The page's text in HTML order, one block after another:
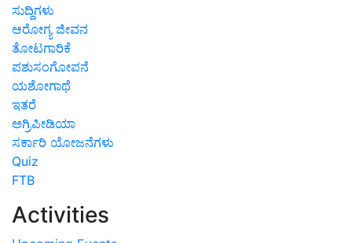
ಸುದ್ದಿಗಳು
ಆರೋಗ್ಯ ಜೀವನ
ತೋಟಗಾರಿಕೆ
ಪಶುಸಂಗೋಪನೆ
ಯಶೋಗಾಥೆ
ಇತರೆ
ಅಗ್ರಿಪೀಡಿಯಾ
ಸರ್ಕಾರಿ ಯೋಜನೆಗಳು
Quiz
FTB
Activities